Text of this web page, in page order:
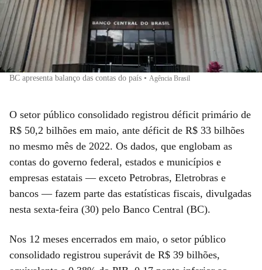
BC apresenta balanço das contas do país • Agência Brasil
O setor público consolidado registrou déficit primário de
R$ 50,2 bilhões em maio, ante déficit de R$ 33 bilhões
no mesmo mês de 2022. Os dados, que englobam as
contas do governo federal, estados e municípios e
empresas estatais — exceto Petrobras, Eletrobras e
bancos — fazem parte das estatísticas fiscais, divulgadas
nesta sexta-feira (30) pelo Banco Central (BC).
Nos 12 meses encerrados em maio, o setor público
consolidado registrou superávit de R$ 39 bilhões,